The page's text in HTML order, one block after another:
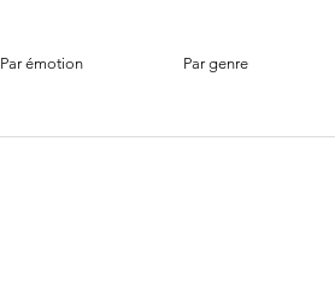
Par émotion Par genre